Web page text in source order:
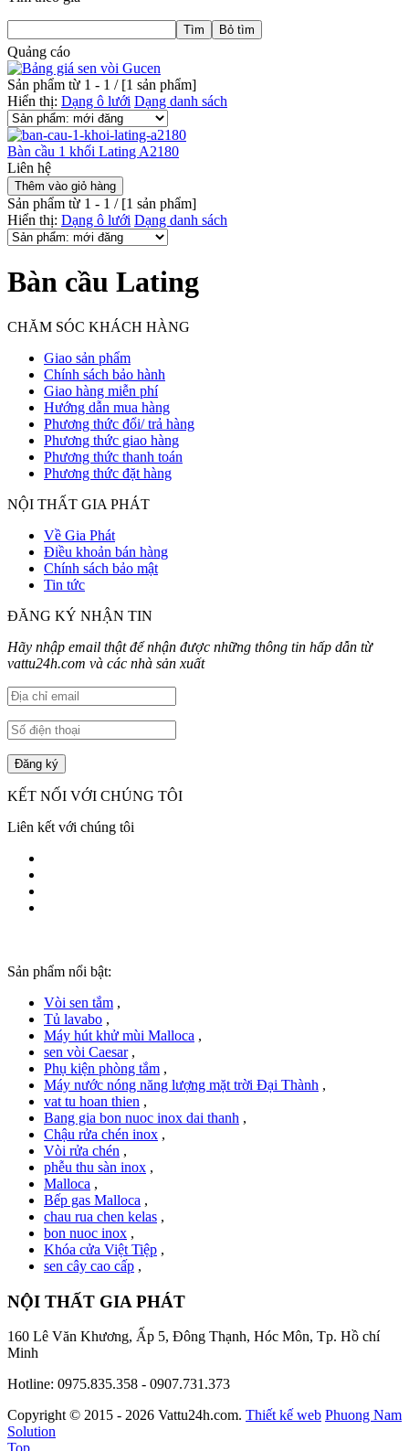
Quảng cáo
Sản phẩm từ 1 - 1 / [1 sản phẩm]
Hiển thị: Dạng ô lưới Dạng danh sách
Bàn cầu 1 khối Lating A2180
Liên hệ
Sản phẩm từ 1 - 1 / [1 sản phẩm]
Hiển thị: Dạng ô lưới Dạng danh sách
Bàn cầu Lating
CHĂM SÓC KHÁCH HÀNG
Giao sản phẩm
Chính sách bảo hành
Giao hàng miễn phí
Hướng dẫn mua hàng
Phương thức đổi/ trả hàng
Phương thức giao hàng
Phương thức thanh toán
Phương thức đặt hàng
NỘI THẤT GIA PHÁT
Về Gia Phát
Điều khoản bán hàng
Chính sách bảo mật
Tin tức
ĐĂNG KÝ NHẬN TIN
Hãy nhập email thật để nhận được những thông tin hấp dẫn từ
vattu24h.com và các nhà sản xuất
KẾT NỐI VỚI CHÚNG TÔI
Liên kết với chúng tôi
Sản phẩm nổi bật:
Vòi sen tắm ,
Tủ lavabo ,
Máy hút khử mùi Malloca ,
sen vòi Caesar,
Phụ kiện phòng tắm ,
Máy nước nóng năng lượng mặt trời Đại Thành ,
vat tu hoan thien ,
Bang gia bon nuoc inox dai thanh ,
Chậu rửa chén inox ,
Vòi rửa chén ,
phễu thu sàn inox ,
Malloca ,
Bếp gas Malloca ,
chau rua chen kelas ,
bon nuoc inox ,
Khóa cửa Việt Tiệp ,
sen cây cao cấp ,
NỘI THẤT GIA PHÁT
160 Lê Văn Khương, Ấp 5, Đông Thạnh, Hóc Môn, Tp. Hồ chí
Minh
Hotline: 0975.835.358 - 0907.731.373
Copyright © 2015 - 2026 Vattu24h.com. Thiết kế web Phuong Nam
Solution